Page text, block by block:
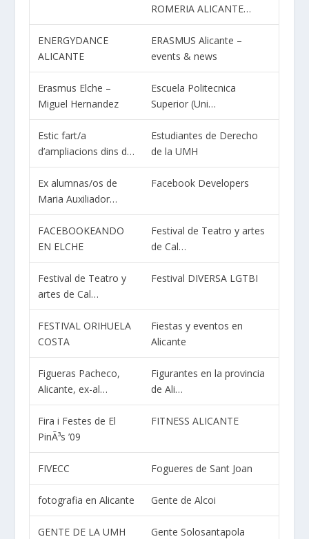
ROMERIA ALICANTE…
ENERGYDANCE
ALICANTE
ERASMUS Alicante –
events & news
Erasmus Elche –
Miguel Hernandez
Escuela Politecnica
Superior (Uni…
Estic fart/a
d’ampliacions dins d…
Estudiantes de Derecho
de la UMH
Ex alumnas/os de
Maria Auxiliador…
Facebook Developers
FACEBOOKEANDO
EN ELCHE
Festival de Teatro y artes
de Cal…
Festival de Teatro y
artes de Cal…
Festival DIVERSA LGTBI
FESTIVAL ORIHUELA
COSTA
Fiestas y eventos en
Alicante
Figueras Pacheco,
Alicante, ex-al…
Figurantes en la provincia
de Ali…
Fira i Festes de El
PinÃ³s ’09
FITNESS ALICANTE
FIVECC Fogueres de Sant Joan
fotografia en Alicante Gente de Alcoi
GENTE DE LA UMH
Gente Solosantapola